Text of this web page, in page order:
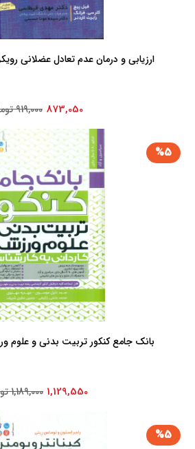
ارزیابی و درمان عدم تعادل عضلانی
873,050 919,000 تومان
%5
بانک جامع کنکور تربیت بدنی و علوم
1,129,550 1,189,000 تومان
%5